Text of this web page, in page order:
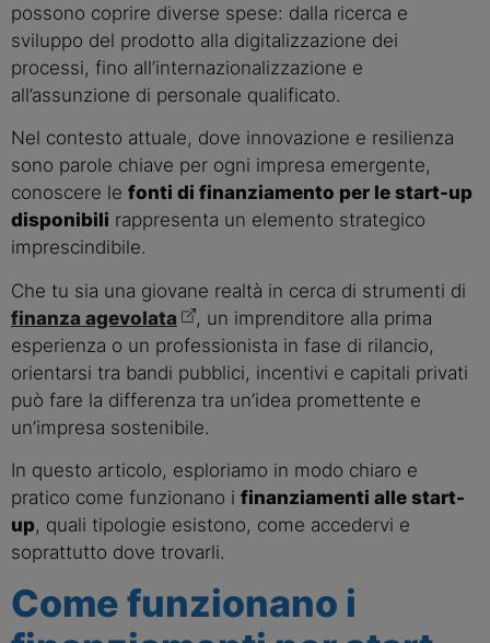
possono coprire diverse spese: dalla ricerca e
sviluppo del prodotto alla digitalizzazione dei
processi, fino all’internazionalizzazione e
all’assunzione di personale qualificato.
Nel contesto attuale, dove innovazione e resilienza
sono parole chiave per ogni impresa emergente,
conoscere le fonti di finanziamento per le start-up
disponibili rappresenta un elemento strategico
imprescindibile.
Che tu sia una giovane realtà in cerca di strumenti di
finanza agevolata
, un imprenditore alla prima
esperienza o un professionista in fase di rilancio,
orientarsi tra bandi pubblici, incentivi e capitali privati
può fare la differenza tra un’idea promettente e
un’impresa sostenibile.
In questo articolo, esploriamo in modo chiaro e
pratico come funzionano i finanziamenti alle start-
up, quali tipologie esistono, come accedervi e
soprattutto dove trovarli.
Come funzionano i